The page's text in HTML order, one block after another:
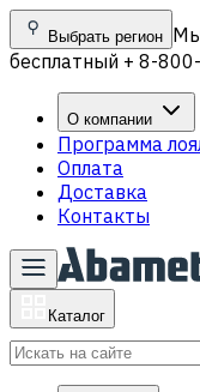
Выбрать регион Мы
бесплатный + 8-
О компании
Программа
Оплата
Доставка
Контакты
Каталог